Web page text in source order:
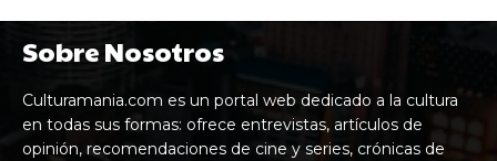
Sobre Nosotros
Culturamania.com es un portal web dedicado a la cultura
en todas sus formas: ofrece entrevistas, artículos de
opinión, recomendaciones de cine y series, crónicas de